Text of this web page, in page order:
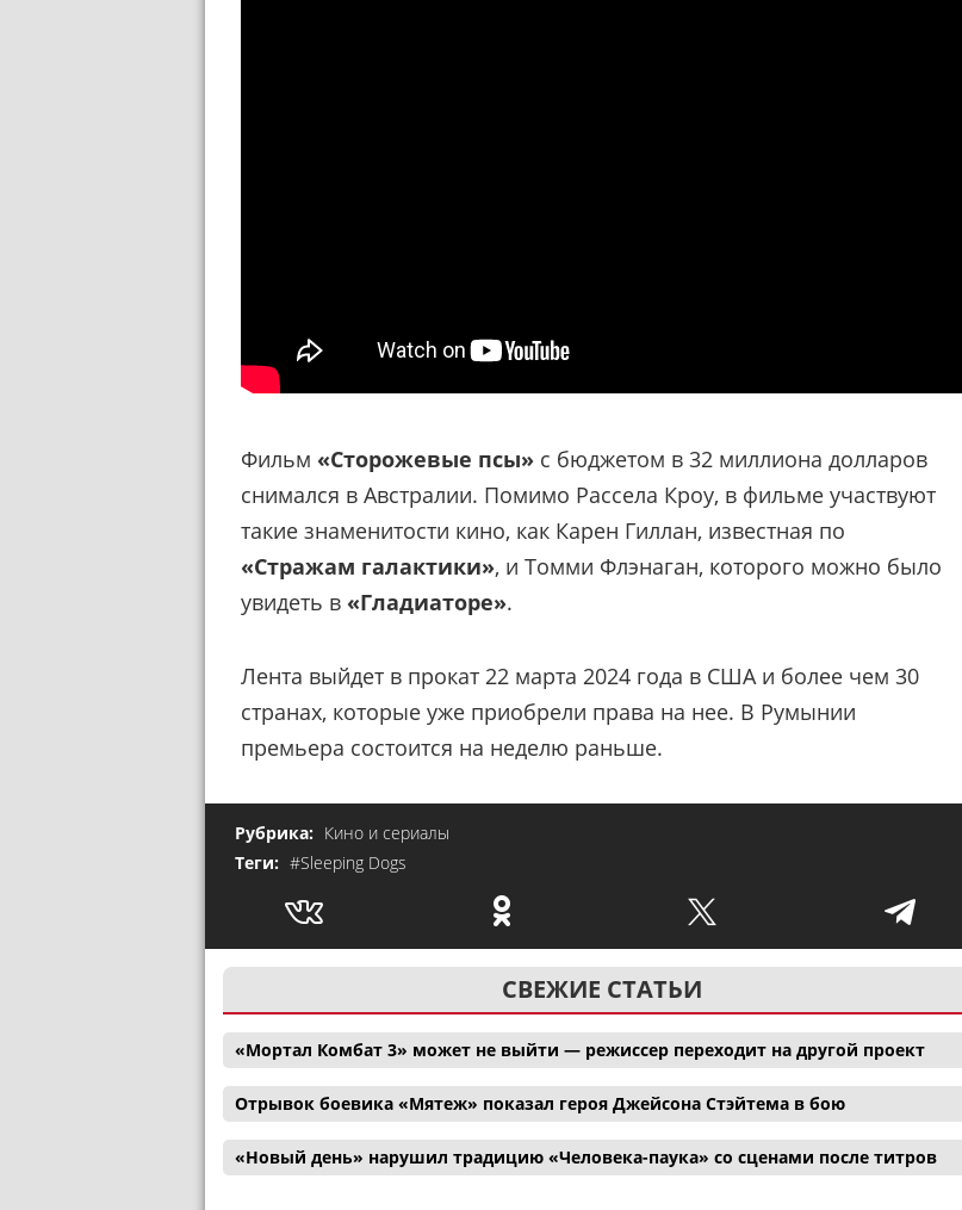
Фильм «Сторожевые псы» с бюджетом в 32 миллиона долларов
снимался в Австралии. Помимо Рассела Кроу, в фильме участвуют
такие знаменитости кино, как Карен Гиллан, известная по
«Стражам галактики», и Томми Флэнаган, которого можно было
увидеть в «Гладиаторе».
Лента выйдет в прокат 22 марта 2024 года в США и более чем 30
странах, которые уже приобрели права на нее. В Румынии
премьера состоится на неделю раньше.
Рубрика: Кино и сериалы
Теги: #Sleeping Dogs
СВЕЖИЕ СТАТЬИ
«Мортал Комбат 3» может не выйти — режиссер переходит на другой проект
Отрывок боевика «Мятеж» показал героя Джейсона Стэйтема в бою
«Новый день» нарушил традицию «Человека-паука» со сценами после титров